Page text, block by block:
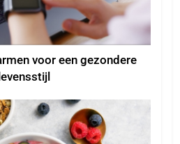
voor een gezondere
levensstijl